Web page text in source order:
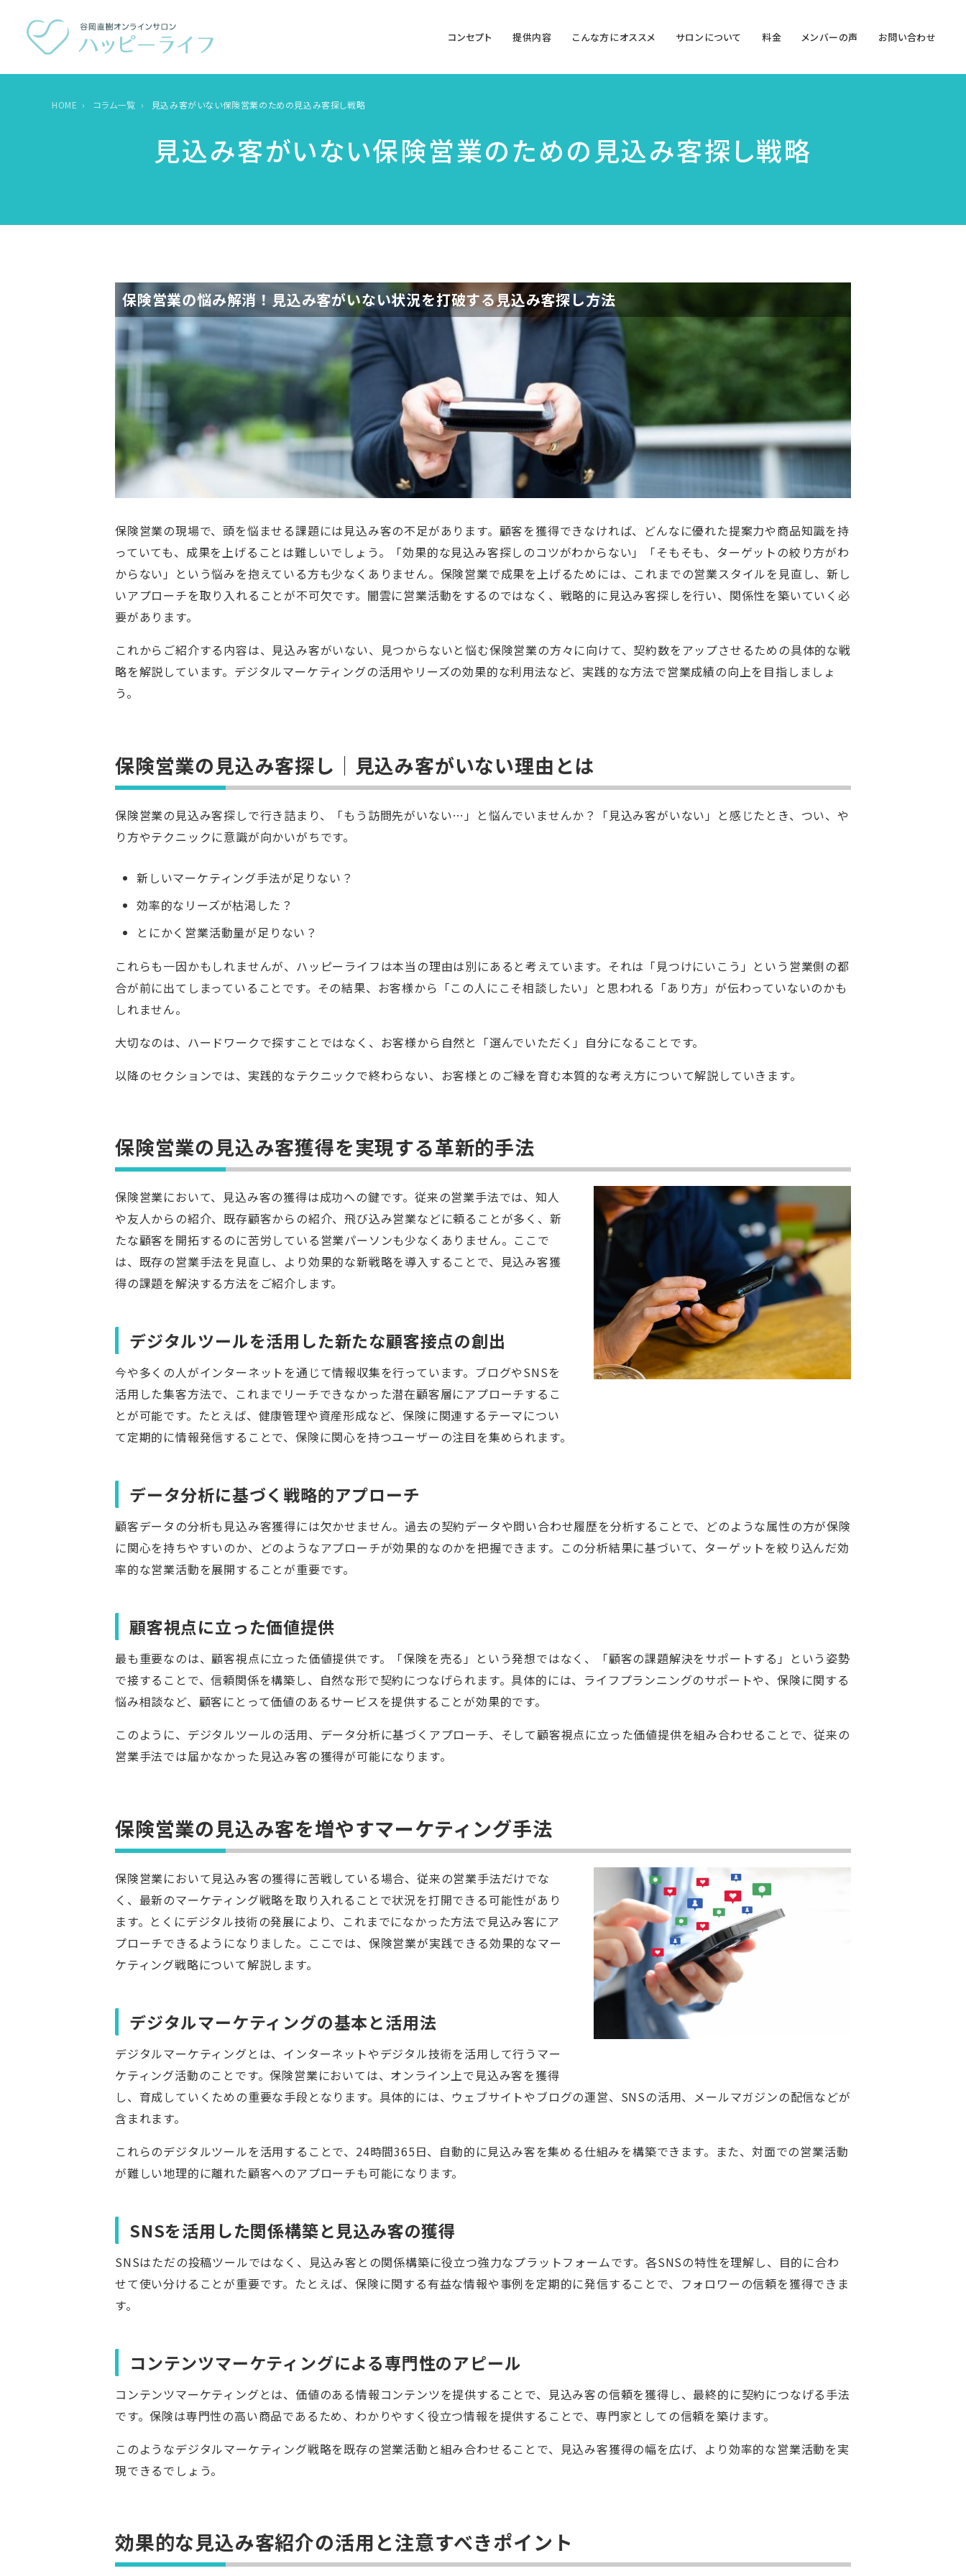
コンセプト 提供内容 こんな⽅にオススメ サロンについて 料⾦ メンバーの声 お問い合わせ
見込み客がいない保険営業のための見込み客探し戦略
HOME コラム一覧 見込み客がいない保険営業のための見込み客探し戦略
保険営業の悩み解消！見込み客がいない状況を打破する見込み客探し方法
保険営業の現場で、頭を悩ませる課題には見込み客の不足があります。顧客を獲得できなければ、どんなに優れた提案力や商品知識を持
っていても、成果を上げることは難しいでしょう。「効果的な見込み客探しのコツがわからない」「そもそも、ターゲットの絞り方がわ
からない」という悩みを抱えている方も少なくありません。保険営業で成果を上げるためには、これまでの営業スタイルを見直し、新し
いアプローチを取り入れることが不可欠です。闇雲に営業活動をするのではなく、戦略的に見込み客探しを行い、関係性を築いていく必
要があります。
これからご紹介する内容は、見込み客がいない、見つからないと悩む保険営業の方々に向けて、契約数をアップさせるための具体的な戦
略を解説しています。デジタルマーケティングの活用やリーズの効果的な利用法など、実践的な方法で営業成績の向上を目指しましょ
う。
保険営業の見込み客探し｜見込み客がいない理由とは
保険営業の見込み客探しで行き詰まり、「もう訪問先がいない…」と悩んでいませんか？「見込み客がいない」と感じたとき、つい、や
り方やテクニックに意識が向かいがちです。
新しいマーケティング手法が足りない？
効率的なリーズが枯渇した？
とにかく営業活動量が足りない？
これらも一因かもしれませんが、ハッピーライフは本当の理由は別にあると考えています。それは「見つけにいこう」という営業側の都
合が前に出てしまっていることです。その結果、お客様から「この人にこそ相談したい」と思われる「あり方」が伝わっていないのかも
しれません。
大切なのは、ハードワークで探すことではなく、お客様から自然と「選んでいただく」自分になることです。
以降のセクションでは、実践的なテクニックで終わらない、お客様とのご縁を育む本質的な考え方について解説していきます。
保険営業の見込み客獲得を実現する革新的手法
保険営業において、見込み客の獲得は成功への鍵です。従来の営業手法では、知人
や友人からの紹介、既存顧客からの紹介、飛び込み営業などに頼ることが多く、新
たな顧客を開拓するのに苦労している営業パーソンも少なくありません。ここで
は、既存の営業手法を見直し、より効果的な新戦略を導入することで、見込み客獲
得の課題を解決する方法をご紹介します。
デジタルツールを活用した新たな顧客接点の創出
今や多くの人がインターネットを通じて情報収集を行っています。ブログやSNSを
活用した集客方法で、これまでリーチできなかった潜在顧客層にアプローチするこ
とが可能です。たとえば、健康管理や資産形成など、保険に関連するテーマについ
て定期的に情報発信することで、保険に関心を持つユーザーの注目を集められます。
データ分析に基づく戦略的アプローチ
顧客データの分析も見込み客獲得には欠かせません。過去の契約データや問い合わせ履歴を分析することで、どのような属性の方が保険
に関心を持ちやすいのか、どのようなアプローチが効果的なのかを把握できます。この分析結果に基づいて、ターゲットを絞り込んだ効
率的な営業活動を展開することが重要です。
顧客視点に立った価値提供
最も重要なのは、顧客視点に立った価値提供です。「保険を売る」という発想ではなく、「顧客の課題解決をサポートする」という姿勢
で接することで、信頼関係を構築し、自然な形で契約につなげられます。具体的には、ライフプランニングのサポートや、保険に関する
悩み相談など、顧客にとって価値のあるサービスを提供することが効果的です。
このように、デジタルツールの活用、データ分析に基づくアプローチ、そして顧客視点に立った価値提供を組み合わせることで、従来の
営業手法では届かなかった見込み客の獲得が可能になります。
保険営業の見込み客を増やすマーケティング手法
保険営業において見込み客の獲得に苦戦している場合、従来の営業手法だけでな
く、最新のマーケティング戦略を取り入れることで状況を打開できる可能性があり
ます。とくにデジタル技術の発展により、これまでになかった方法で見込み客にア
プローチできるようになりました。ここでは、保険営業が実践できる効果的なマー
ケティング戦略について解説します。
デジタルマーケティングの基本と活用法
デジタルマーケティングとは、インターネットやデジタル技術を活用して行うマー
ケティング活動のことです。保険営業においては、オンライン上で見込み客を獲得
し、育成していくための重要な手段となります。具体的には、ウェブサイトやブログの運営、SNSの活用、メールマガジンの配信などが
含まれます。
これらのデジタルツールを活用することで、24時間365日、自動的に見込み客を集める仕組みを構築できます。また、対面での営業活動
が難しい地理的に離れた顧客へのアプローチも可能になります。
SNSを活用した関係構築と見込み客の獲得
SNSはただの投稿ツールではなく、見込み客との関係構築に役立つ強力なプラットフォームです。各SNSの特性を理解し、目的に合わ
せて使い分けることが重要です。たとえば、保険に関する有益な情報や事例を定期的に発信することで、フォロワーの信頼を獲得できま
す。
コンテンツマーケティングによる専門性のアピール
コンテンツマーケティングとは、価値のある情報コンテンツを提供することで、見込み客の信頼を獲得し、最終的に契約につなげる手法
です。保険は専門性の高い商品であるため、わかりやすく役立つ情報を提供することで、専門家としての信頼を築けます。
このようなデジタルマーケティング戦略を既存の営業活動と組み合わせることで、見込み客獲得の幅を広げ、より効率的な営業活動を実
現できるでしょう。
効果的な見込み客紹介の活用と注意すべきポイント